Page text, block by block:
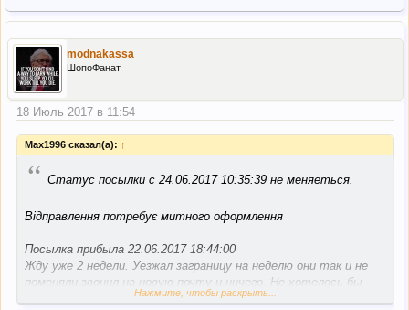
modnakassa
ШопоФанат
18 Июль 2017 в 11:54
Max1996 сказал(а): ↑
“ Статус посылки с 24.06.2017 10:35:39 не меняеться.
Відправлення потребує митного оформлення
Посылка прибыла 22.06.2017 18:44:00
Жду уже 2 недели. Уезжал заграницу на неделю они так и не
поменяли звонил на новую почту и ничего. Не хотелось бы
чтобы посылку украли. Достали уже сколько можно ждать.
Нажмите, чтобы раскрыть...